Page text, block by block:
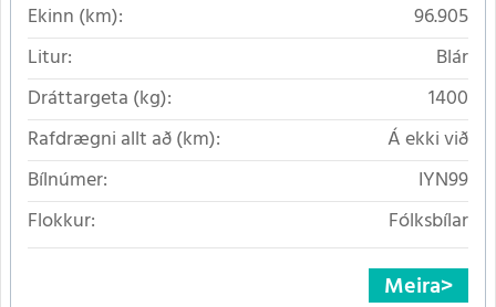
Ekinn (km):
96.905
Litur:
Blár
Dráttargeta (kg):
1400
Rafdrægni allt að (km):
Á ekki við
Bílnúmer:
IYN99
Flokkur:
Fólksbílar
Meira